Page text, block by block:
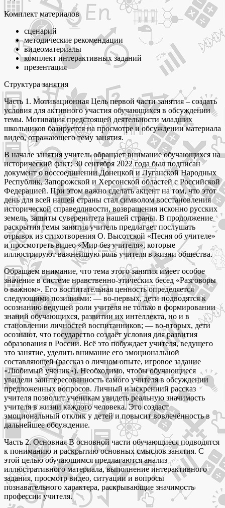
Комплект материалов
сценарий
методические рекомендации
видеоматериалы
комплект интерактивных заданий
презентация
Структура занятия
Часть 1. Мотивационная Цель первой части занятия – создать
условия для активного участия обучающихся в обсуждении
темы. Мотивация предстоящей деятельности младших
школьников базируется на просмотре и обсуждении материала
видео, отражающего тему занятия.
В начале занятия учитель обращает внимание обучающихся на
исторический факт: 30 сентября 2022 года был подписан
документ о воссоединении Донецкой и Луганской Народных
Республик, Запорожской и Херсонской областей с Российской
Федерацией. При этом важно сделать акцент на том, что этот
день для всей нашей страны стал символом восстановления
исторической справедливости, возвращения исконно русских
земель, защиты суверенитета нашей страны. В продолжение
раскрытия темы занятия учитель предлагает послушать
отрывок из стихотворения О. Высотской «Песня об учителе»
и просмотреть видео «Мир без учителя», которые
иллюстрируют важнейшую роль учителя в жизни общества.
Обращаем внимание, что тема этого занятия имеет особое
значение в системе нравственно-этических бесед «Разговоры
о важном». Его воспитательная ценность определяется
следующими позициями: — во-первых, дети подводятся к
осознанию ведущей роли учителя не только в формировании
знаний обучающихся, развитии их интеллекта, но и в
становлении личностей воспитанников; — во-вторых, дети
осознают, что государство создаёт условия для развития
образования в России. Всё это побуждает учителя, ведущего
это занятие, уделить внимание его эмоциональной
составляющей (рассказ о личном опыте, игровое задание
«Любимый ученик»). Необходимо, чтобы обучающиеся
увидели заинтересованность самого учителя в обсуждении
предложенных вопросов. Личный и искренний рассказ
учителя позволит ученикам увидеть реальную значимость
учителя в жизни каждого человека. Это создаст
эмоциональный отклик у детей и повысит вовлечённость в
дальнейшее обсуждение.
Часть 2. Основная В основной части обучающиеся подводятся
к пониманию и раскрытию основных смыслов занятия. С
этой целью обучающимся предлагаются анализ
иллюстративного материала, выполнение интерактивного
задания, просмотр видео, ситуации и вопросы
познавательного характера, раскрывающие значимость
профессии учителя.